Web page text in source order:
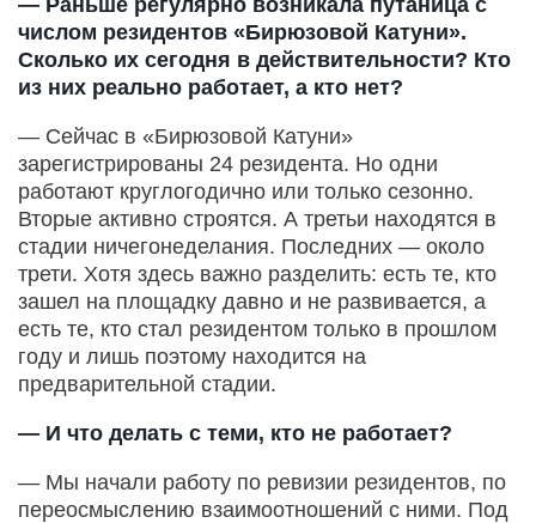
числом резидентов «Бирюзовой Катуни».
Сколько их сегодня в действительности? Кто
из них реально работает, а кто нет?
— Сейчас в «Бирюзовой Катуни»
зарегистрированы 24 резидента. Но одни
работают круглогодично или только сезонно.
Вторые активно строятся. А третьи находятся в
стадии ничегонеделания. Последних — около
трети. Хотя здесь важно разделить: есть те, кто
зашел на площадку давно и не развивается, а
есть те, кто стал резидентом только в прошлом
году и лишь поэтому находится на
предварительной стадии.
— И что делать с теми, кто не работает?
— Мы начали работу по ревизии резидентов, по
переосмыслению взаимоотношений с ними. Под